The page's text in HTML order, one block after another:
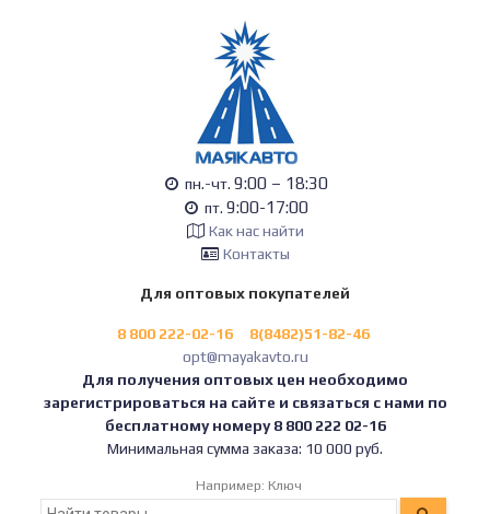
пн.-чт. 9:00 – 18:30
пт. 9:00-17:00
Как нас найти
Контакты
Для оптовых покупателей
8 800 222-02-16
8(8482)51-82-46
opt@mayakavto.ru
Для получения оптовых цен необходимо
зарегистрироваться на сайте и связаться с нами по
бесплатному номеру 8 800 222 02-16
Минимальная сумма заказа: 10 000 руб.
Например: Ключ